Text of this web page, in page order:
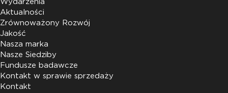
Aktualności
Zrównoważony Rozwój
Jakość
Nasza marka
Nasze Siedziby
Fundusze badawcze
Kontakt w sprawie sprzedaży
Kontakt